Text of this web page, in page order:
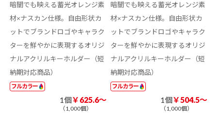
暗闇でも映える蓄光オレンジ素
材×ナスカン仕様。自由形状カ
ットでブランドロゴやキャラク
ターを鮮やかに表現するオリジ
ナルアクリルキーホルダー（短
納期対応商品）
フルカラー
1個￥625.6～
（1,000個）
暗闇でも映える蓄光オレンジ素
材×ナスカン仕様。自由形状カ
ットでブランドロゴやキャラク
ターを鮮やかに表現するオリジ
ナルアクリルキーホルダー（短
納期対応商品）
フルカラー
1個￥504.5～
（1,000個）